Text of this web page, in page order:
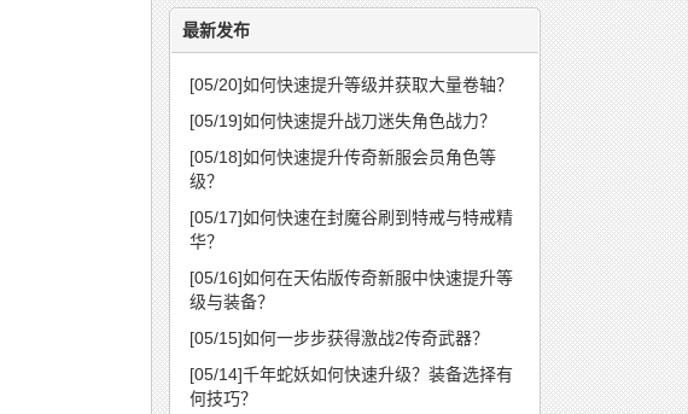
最新发布
[05/20]如何快速提升等级并获取大量卷轴？
[05/19]如何快速提升战刀迷失角色战力？
[05/18]如何快速提升传奇新服会员角色等
级？
[05/17]如何快速在封魔谷刷到特戒与特戒精
华？
[05/16]如何在天佑版传奇新服中快速提升等
级与装备？
[05/15]如何一步步获得激战2传奇武器？
[05/14]千年蛇妖如何快速升级？装备选择有
何技巧？